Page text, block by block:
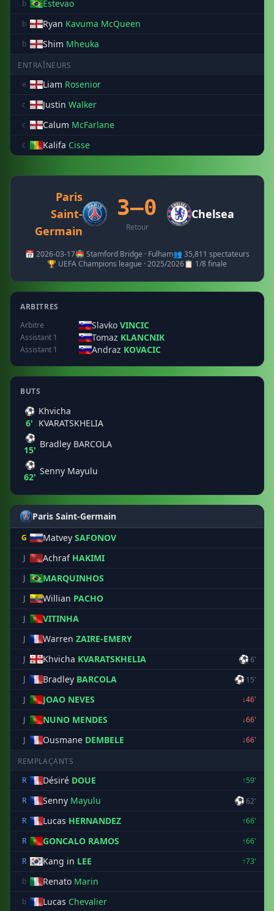
b Estevao
b Ryan Kavuma McQueen
b Shim Mheuka
ENTRAÎNEURS
e
Liam Rosenior
c Justin Walker
c Calum McFarlane
c Kalifa Cisse
Paris
Saint-
Germain
3–0
Retour
Chelsea
📅 2026-03-17🏟️ Stamford Bridge · Fulham👥 35,811 spectateurs
🏆 UEFA Champions league · 2025/2026📋 1/8 finale
ARBITRES
Arbitre
Slavko VINCIC
Assistant 1 Tomaz KLANCNIK
Assistant 1 Andraz KOVACIC
BUTS
⚽
6'
Khvicha
KVARATSKHELIA
⚽
15'
Bradley BARCOLA
⚽
62'
Senny Mayulu
Paris Saint-Germain
G Matvey SAFONOV
J Achraf HAKIMI
J MARQUINHOS
J Willian PACHO
J VITINHA
J Warren ZAIRE-EMERY
J Khvicha KVARATSKHELIA ⚽6'
J
Bradley BARCOLA ⚽ 15'
J
JOAO NEVES
↓46'
J
NUNO MENDES
↓66'
J
Ousmane DEMBELE ↓66'
REMPLAÇANTS
R
Désiré DOUE
↑59'
R
Senny Mayulu ⚽62'
R
Lucas HERNANDEZ
↑66'
R
GONCALO RAMOS
↑66'
R
Kang in LEE
↑73'
b
Renato Marin
b Lucas Chevalier